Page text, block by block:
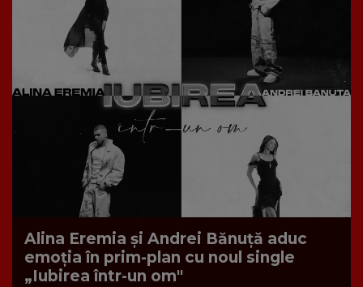
Alina Eremia și Andrei Bănuță aduc
emoția în prim-plan cu noul single
„Iubirea într-un om"